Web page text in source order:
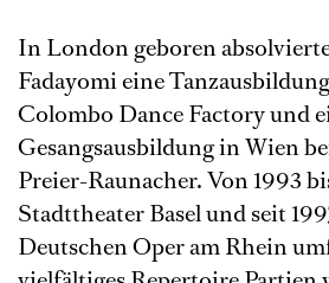
In London geboren
Fadayomi eine
Colombo Dance Factory und
Gesangsausbildung in Wien
Preier-Raunacher. Von 1993
Stadttheater Basel und seit
Deutschen Oper am Rhein